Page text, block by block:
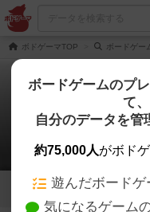
ボドゲーマTOP ボードゲー
ザ・レフュ
3 1
ボードゲームのプ
て、
自分のデータを管
約75,000人がボド
遊んだボードゲ
気になるゲーム